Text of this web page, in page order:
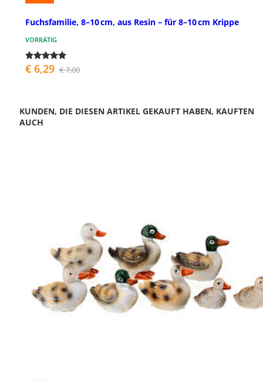
Fuchsfamilie, 8–10 cm, aus Resin – für 8–10 cm Krippe
VORRÄTIG
€ 6,29 € 7,00
KUNDEN, DIE DIESEN ARTIKEL GEKAUFT HABEN, KAUFTEN
AUCH